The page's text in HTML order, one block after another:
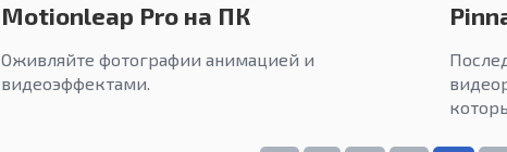
Motionleap Pro на ПК
Оживляйте фотографии анимацией и
видеоэффектами.